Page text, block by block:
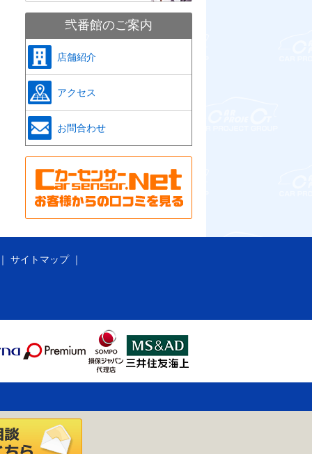
弐番館のご案内
店舗紹介
アクセス
お問合わせ
サイトマップ